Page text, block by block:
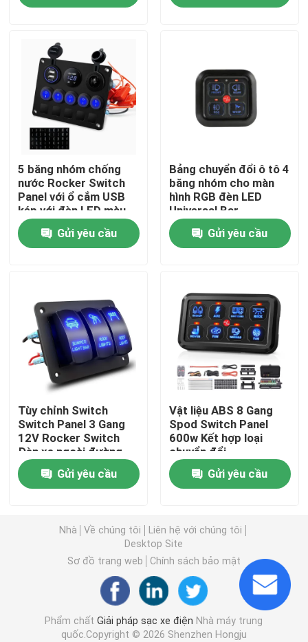
Tham quan nhà máy
Kiểm soát chất lượng
Liên hệ chúng tôi
Yêu cầu báo giá
Giải pháp sạc xe điện
Bộ sạc EV di động
Bộ sạc Wallbox EV
cáp sạc ev
Dây nối dài bộ sạc EV
Bộ điều chỉnh NACS của Tesla
5 băng nhóm chống
nước Rocker Switch
Panel với ổ cắm USB
kép với đèn LED màu
xanh
Gửi yêu cầu
Bảng chuyển đổi ô tô 4
băng nhóm cho màn
hình RGB đèn LED
Universal Bar
Gửi yêu cầu
Tùy chỉnh Switch
Switch Panel 3 Gang
12V Rocker Switch
Đèn xe ngoài đường
Gửi yêu cầu
Vật liệu ABS 8 Gang
Spod Switch Panel
600w Kết hợp loại
chuyển đổi
Gửi yêu cầu
Nhà Về chúng tôi
Liên hệ với chúng tôi
Desktop Site
Sơ đồ trang web
Chính sách bảo mật
Phẩm chấtGiải pháp sạc xe điện Nhà máy trung
quốc.Copyright © 2026 Shenzhen Hongju